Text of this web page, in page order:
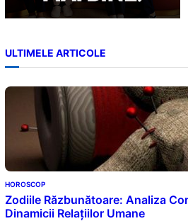
ULTIMELE ARTICOLE
HOROSCOP
Zodiile Răzbunătoare: Analiza
Dinamicii Relațiilor Umane